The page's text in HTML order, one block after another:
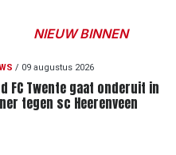
NIEUW BINNEN
/ 09 augustus 2026
FC Twente gaat onderuit in
tegen sc Heerenveen